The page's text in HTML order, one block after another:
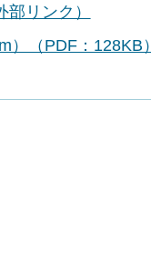
リンク）
（PDF：128KB）